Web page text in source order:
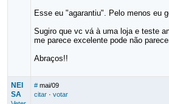
Esse eu "agarantiu". Pelo menos eu
Sugiro que vc vá à uma loja e teste
me parece excelente pode não
Abraços!!
NEI
SA
# mai/09
citar· votar